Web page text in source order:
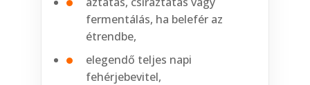
fermentálás, ha belefér az
étrendbe,
elegendő teljes napi
fehérjebevitel,